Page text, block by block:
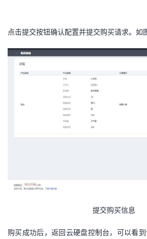
点击提交按钮确认配置并提交购买请求。如
提交购买信息
购买成功后，返回云硬盘控制台，可以看